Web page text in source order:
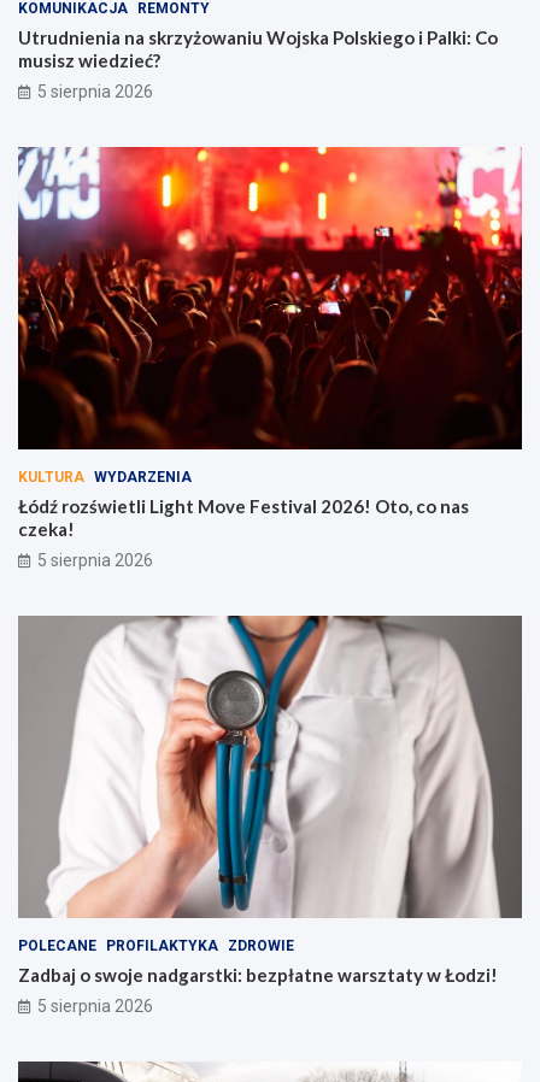
KOMUNIKACJA REMONTY
Utrudnienia na skrzyżowaniu Wojska Polskiego i Palki: Co
musisz wiedzieć?
5 sierpnia 2026
KULTURA WYDARZENIA
Łódź rozświetli Light Move Festival 2026! Oto, co nas
czeka!
5 sierpnia 2026
POLECANE PROFILAKTYKA ZDROWIE
Zadbaj o swoje nadgarstki: bezpłatne warsztaty w Łodzi!
5 sierpnia 2026